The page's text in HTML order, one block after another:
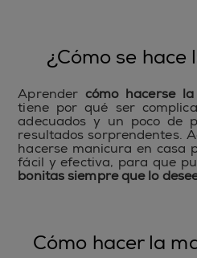
¿Cómo se
Aprender cómo hacerse la
tiene por qué ser
adecuados y un poco de
resultados sorprendentes.
hacerse manicura en casa
fácil y efectiva, para que
bonitas siempre que lo
Cómo hacer la